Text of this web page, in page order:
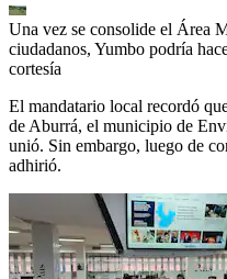
Una vez se consolide el Área
ciudadanos, Yumbo podría
cortesía
El mandatario local recordó
de Aburrá, el municipio de
unió. Sin embargo, luego de
adhirió.